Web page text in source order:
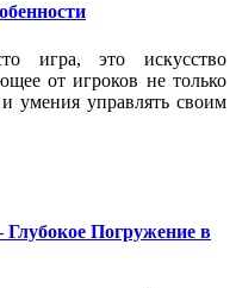
игра, это искусство
от игроков не только
умения управлять своим
Погружение в